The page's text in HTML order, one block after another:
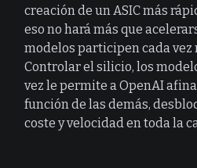
creación de un ASIC más
eso no hará más que
modelos participen cada vez
Controlar el silicio, los
vez le permite a OpenAI
función de las demás,
coste y velocidad en toda la